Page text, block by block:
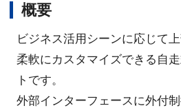
概要
ビジネス活用シーンに応じて
柔軟にカスタマイズできる自
トです。
外部インターフェースに外付